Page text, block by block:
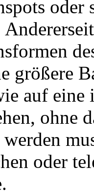
größere
auf
ohne
oder